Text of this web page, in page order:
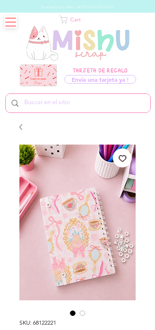
Business hours: Mon - Sat 09:00 to 20:00 hrs
TARJETA DE REGALO
Envía una tarjeta ya !
Cart
SKU: 68122221